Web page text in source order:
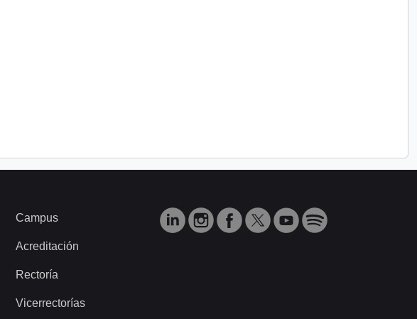
Campus
Acreditación
Rectoría
Vicerrectorías